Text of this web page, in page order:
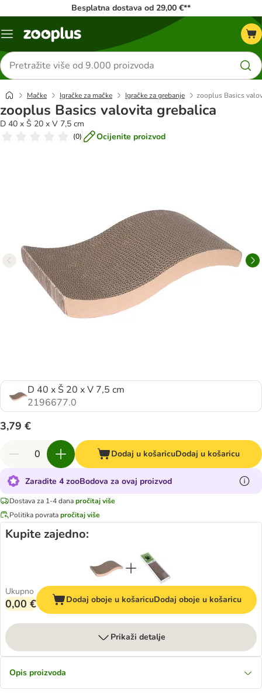
Besplatna dostava od 29,00 €**
Izbornik
Traži
proizvode
Mačke Igračke za mačke Igračke za grebanje zooplus Basics
zooplus Basics valovita grebalica
D 40 x Š 20 x V 7,5 cm
(0) Ocijenite proizvod
D 40 x Š 20 x V 7,5 cm
2196677.0
3,79 €
Dodaj u košaricuDodaj u košaricu
Zaradite 4 zooBodova za ovaj proizvod
Dostava za 1-4 danapročitaj više
Politika povratapročitaj više
Kupite zajedno:
Ukupno
0,00 € Dodaj oboje u košaricuDodaj oboje u košaricu
Prikaži detalje
Opis proizvoda